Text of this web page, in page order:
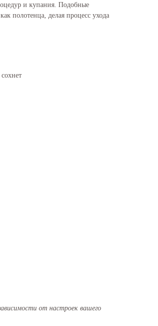
и купания. Подобные
полотенца, делая процесс ухода
от настроек вашего